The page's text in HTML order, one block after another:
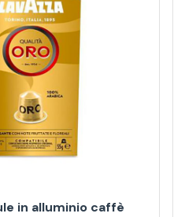
in alluminio caffè